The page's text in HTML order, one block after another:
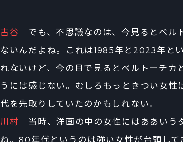
古谷 でも、不思議なのは、今見るとベル
ないんだよね。これは1985年と2023年と
れないけど、今の目で見るとベルトーチカ
うには感じない。むしろもっときつい女性
代を先取りしていたのかもしれない。
川村
当時、洋画の中の女性にはああいう
ね。80年代というのは強い女性が台頭し